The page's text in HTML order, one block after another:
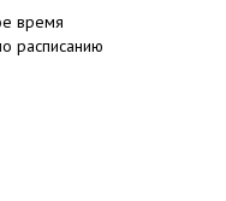
время
расписанию